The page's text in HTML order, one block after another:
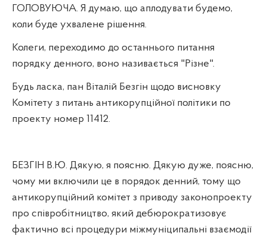
ГОЛОВУЮЧА. Я думаю, що аплодувати будемо,
коли буде ухвалене рішення.
Колеги, переходимо до останнього питання
порядку денного, воно називається "Різне".
Будь ласка, пан Віталій Безгін щодо висновку
Комітету з питань антикорупційної політики по
проекту номер 11412.
БЕЗГІН В.Ю. Дякую, я поясню. Дякую дуже, поясню,
чому ми включили це в порядок денний, тому що
антикорупційний комітет з приводу законопроекту
про співробітництво, який дебюрократизовує
фактично всі процедури міжмуніципальні взаємодії